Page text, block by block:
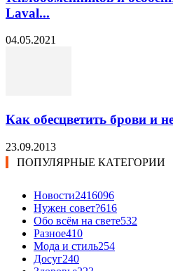
Laval...
04.05.2021
Как обесцветить брови и
23.09.2013
ПОПУЛЯРНЫЕ КАТЕГОРИИ
Новости2416096
Нужен совет?616
Обо всём на свете532
Разное410
Мода и стиль254
Досуг240